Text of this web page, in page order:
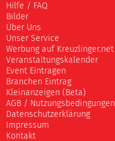
Hilfe / FAQ
Bilder
Über Uns
Unser Service
Werbung auf Kreuzlinger.net
Veranstaltungskalender
Event Eintragen
Branchen Eintrag
Kleinanzeigen (Beta)
AGB / Nutzungsbedingungen
Datenschutzerklärung
Impressum
Kontakt